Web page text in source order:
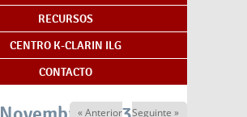
RECURSOS
CENTRO K-CLARIN ILG
CONTACTO
« Anterior Seguinte »